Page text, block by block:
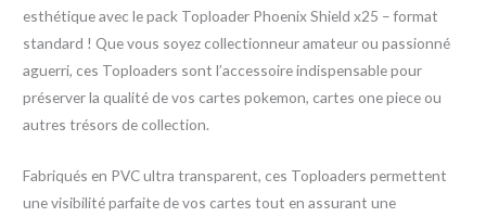
esthétique avec le pack Toploader Phoenix Shield x25 – format
standard ! Que vous soyez collectionneur amateur ou passionné
aguerri, ces Toploaders sont l’accessoire indispensable pour
préserver la qualité de vos cartes pokemon, cartes one piece ou
autres trésors de collection.
Fabriqués en PVC ultra transparent, ces Toploaders permettent
une visibilité parfaite de vos cartes tout en assurant une